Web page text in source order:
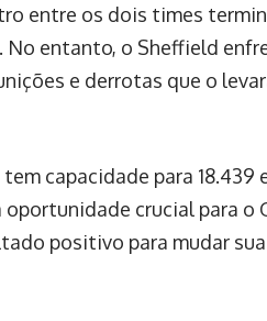
entre os dois times
No entanto, o Sheffield
e derrotas que o
capacidade para 18.439
crucial para o
positivo para mudar